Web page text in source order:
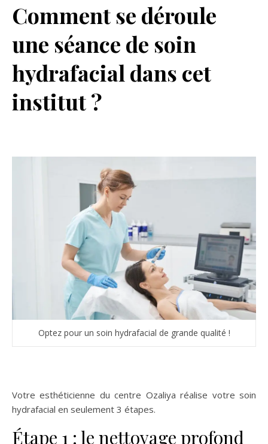
Comment se déroule
une séance de soin
hydrafacial dans cet
institut ?
Optez pour un soin hydrafacial de grande qualité !
Votre esthéticienne du centre Ozaliya réalise votre soin
hydrafacial en seulement 3 étapes.
Étape 1 : le nettoyage profond